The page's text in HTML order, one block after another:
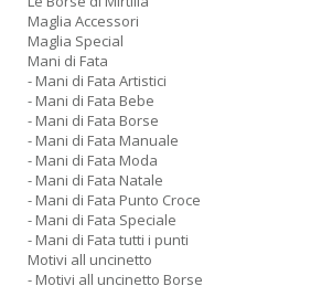
Maglia Accessori
Maglia Special
Mani di Fata
- Mani di Fata Artistici
- Mani di Fata Bebe
- Mani di Fata Borse
- Mani di Fata Manuale
- Mani di Fata Moda
- Mani di Fata Natale
- Mani di Fata Punto Croce
- Mani di Fata Speciale
- Mani di Fata tutti i punti
Motivi all uncinetto
- Motivi all uncinetto Borse